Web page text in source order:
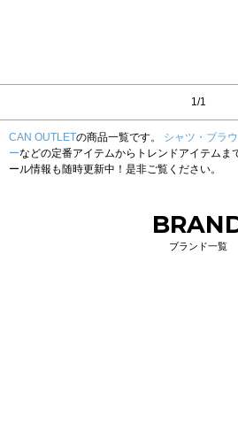
1/1
CAN OUTLETの商品一覧です。 シャツ・ブラ
ーなどの定番アイテムからトレンドアイテムま
ール情報も随時更新中！是非ご覧ください。
ブランド一覧